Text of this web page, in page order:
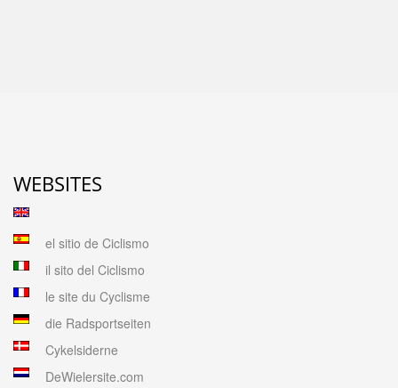
WEBSITES
el sitio de Ciclismo
il sito del Ciclismo
le site du Cyclisme
die Radsportseiten
Cykelsiderne
DeWielersite.com